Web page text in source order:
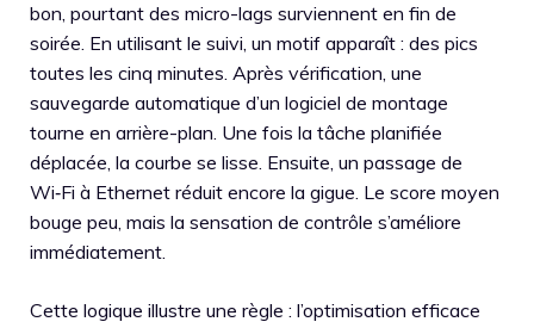
bon, pourtant des micro-lags surviennent en fin de
soirée. En utilisant le suivi, un motif apparaît : des pics
toutes les cinq minutes. Après vérification, une
sauvegarde automatique d’un logiciel de montage
tourne en arrière-plan. Une fois la tâche planifiée
déplacée, la courbe se lisse. Ensuite, un passage de
Wi‑Fi à Ethernet réduit encore la gigue. Le score moyen
bouge peu, mais la sensation de contrôle s’améliore
immédiatement.
Cette logique illustre une règle : l’optimisation efficace